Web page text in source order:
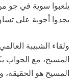
يلعبوا سوية في جو
يجدوا أجوبة على
ولقاء الشبيبة
المسيح، مع الجواب
المسيح هو